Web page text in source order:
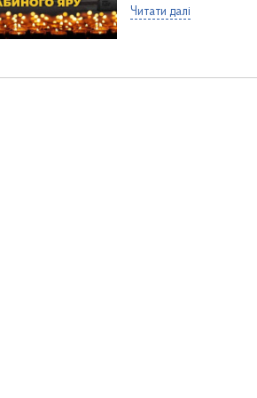
Читати далі